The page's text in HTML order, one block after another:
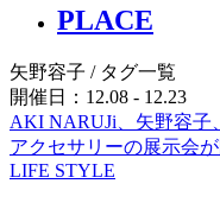
PLACE
矢野容子 / タグ一覧
開催日：12.08 - 12.23
AKI NARUJi、矢野容子
アクセサリーの展示会が
LIFE STYLE